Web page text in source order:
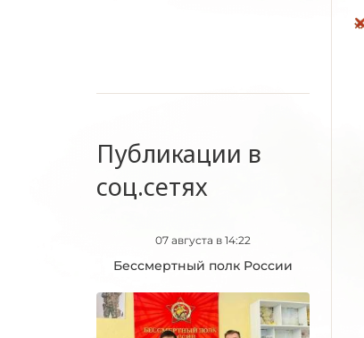
Публикации в
соц.сетях
07 августа в 14:22
Бессмертный полк России